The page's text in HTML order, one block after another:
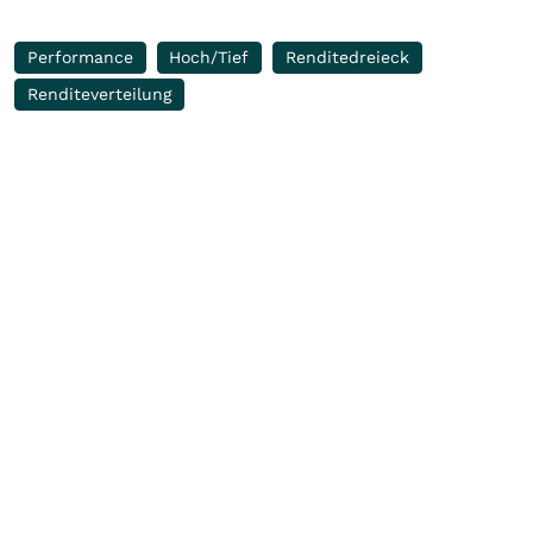
Performance Hoch/Tief
Renditedreieck
Renditeverteilung